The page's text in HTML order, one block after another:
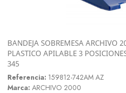
BANDEJA SOBREMESA ARCHIVO
PLASTICO APILABLE 3
345
Referencia: 159812-742AM AZ
Marca: ARCHIVO 2000